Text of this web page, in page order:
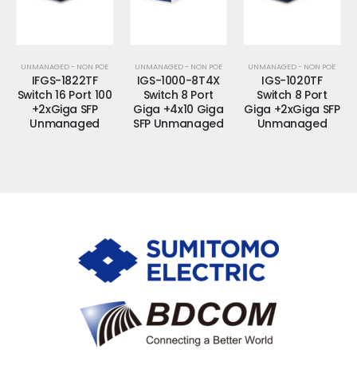
UNMANAGED - NON POE
IFGS-1822TF
Switch 16 Port 100
+2xGiga SFP
Unmanaged
UNMANAGED - NON POE
IGS-1000-8T4X
Switch 8 Port
Giga +4x10 Giga
SFP Unmanaged
UNMANAGED - NON POE
IGS-1020TF
Switch 8 Port
Giga +2xGiga SFP
Unmanaged